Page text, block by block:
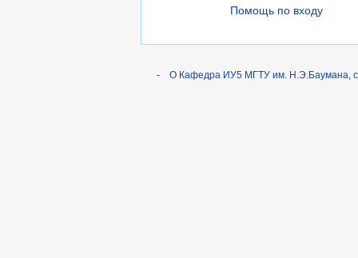
Помощь по входу
- О Кафедра ИУ5 МГТУ им. Н.Э.Баумана,